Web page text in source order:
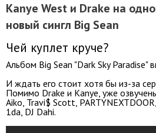
Kanye West и Drake на
новый сингл Big Sean
Чей куплет круче?
Альбом Big Sean "Dark Sky Paradise"
И ждать его стоит хотя бы из-за
Помимо Drake и Kanye, уже
Aiko, Travi$ Scott,
1da, DJ Dahi.